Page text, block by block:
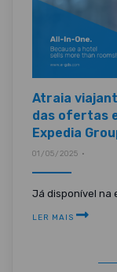
Atraia
das ofertas
Expedia
01/05/2025 •
Já disponível na
LER MAIS